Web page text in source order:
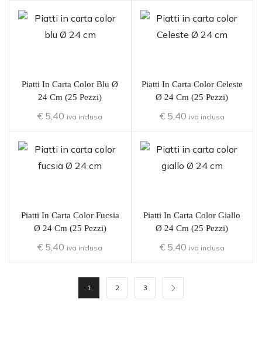
Piatti In Carta Color Blu Ø
24 Cm (25 Pezzi)
€ 5,40 iva inclusa
Piatti In Carta Color Celeste
Ø 24 Cm (25 Pezzi)
€5,40 iva inclusa
Piatti In Carta Color Fucsia
Ø 24 Cm (25 Pezzi)
€ 5,40 iva inclusa
Piatti In Carta Color Giallo
Ø 24 Cm (25 Pezzi)
€5,40 iva inclusa
1 2 3